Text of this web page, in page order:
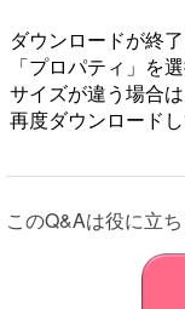
フトウェア使用許
す。
本契約は、お客さ
ウェアの使用権の
第1条 （総則）
権利およびこれに
産権に関する法令
ダウンロードが終
「プロパティ」を
サイズが違う場合
再度ダウンロードし
このQ&Aは役に立